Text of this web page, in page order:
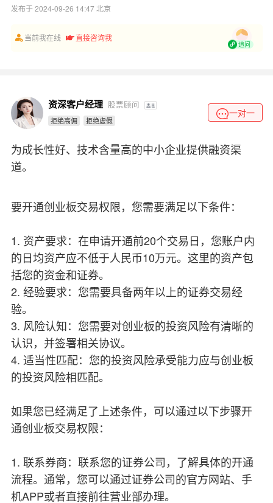
发布于 2024-09-26 14:47 北京
当前我在线 直接咨询我
追问
资深客户经理 股票顾问
拒绝高佣 拒绝虚假
一对一
为成长性好、技术含量高的中小企业提供融资渠
道。
要开通创业板交易权限，您需要满足以下条件：
1. 资产要求：在申请开通前20个交易日，您账户内
的日均资产应不低于人民币10万元。这里的资产包
括您的资金和证券。
2. 经验要求：您需要具备两年以上的证券交易经
验。
3. 风险认知：您需要对创业板的投资风险有清晰的
认识，并签署相关协议。
4. 适当性匹配：您的投资风险承受能力应与创业板
的投资风险相匹配。
如果您已经满足了上述条件，可以通过以下步骤开
通创业板交易权限：
1. 联系券商：联系您的证券公司，了解具体的开通
流程。通常，您可以通过证券公司的官方网站、手
机APP或者直接前往营业部办理。